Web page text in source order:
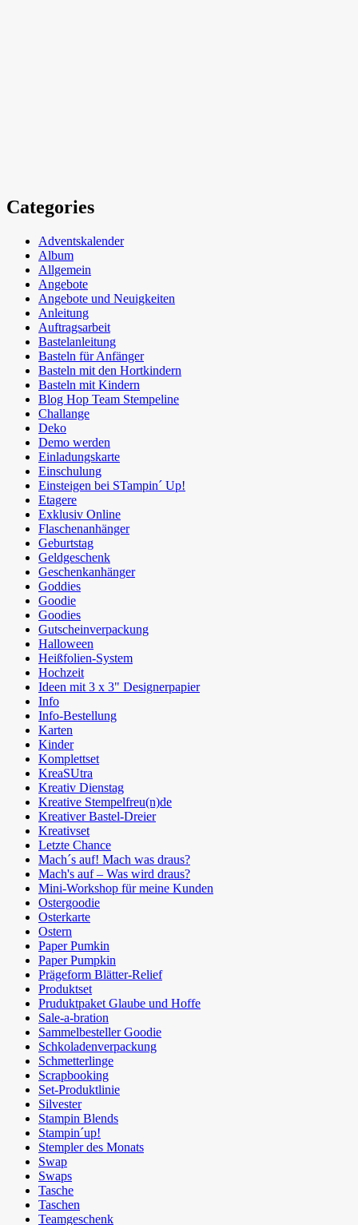
Categories
Adventskalender
Album
Allgemein
Angebote
Angebote und Neuigkeiten
Anleitung
Auftragsarbeit
Bastelanleitung
Basteln für Anfänger
Basteln mit den Hortkindern
Basteln mit Kindern
Blog Hop Team Stempeline
Challange
Deko
Demo werden
Einladungskarte
Einschulung
Einsteigen bei STampin´ Up!
Etagere
Exklusiv Online
Flaschenanhänger
Geburtstag
Geldgeschenk
Geschenkanhänger
Goddies
Goodie
Goodies
Gutscheinverpackung
Halloween
Heißfolien-System
Hochzeit
Ideen mit 3 x 3" Designerpapier
Info
Info-Bestellung
Karten
Kinder
Komplettset
KreaSUtra
Kreativ Dienstag
Kreative Stempelfreu(n)de
Kreativer Bastel-Dreier
Kreativset
Letzte Chance
Mach´s auf! Mach was draus?
Mach's auf – Was wird draus?
Mini-Workshop für meine Kunden
Ostergoodie
Osterkarte
Ostern
Paper Pumkin
Paper Pumpkin
Prägeform Blätter-Relief
Produktset
Pruduktpaket Glaube und Hoffe
Sale-a-bration
Sammelbesteller Goodie
Schkoladenverpackung
Schmetterlinge
Scrapbooking
Set-Produktlinie
Silvester
Stampin Blends
Stampin´up!
Stempler des Monats
Swap
Swaps
Tasche
Taschen
Teamgeschenk